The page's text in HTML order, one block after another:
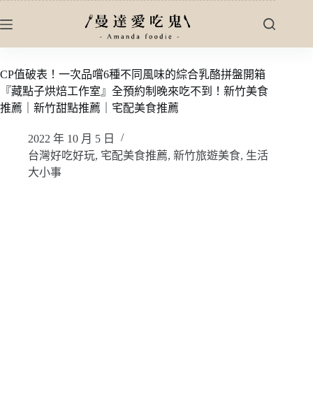
至
內
容
CP值破表！一次品嚐6種不同風味的綜合乳酪拼盤開箱
『藏點子烘焙工作室』全預約制晚來吃不到！新竹美食
推薦｜新竹甜點推薦｜宅配美食推薦
2022 年 10 月 5 日
台灣好吃好玩, 宅配美食推薦, 新竹旅遊美食, 生活
大小事